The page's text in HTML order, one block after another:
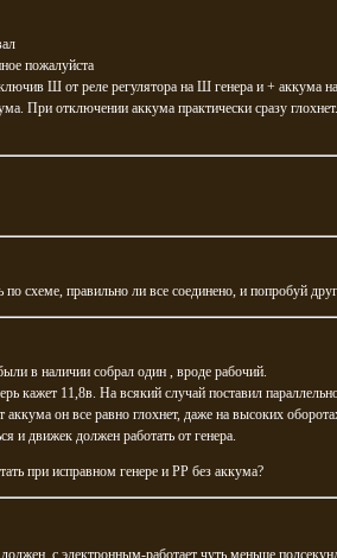
пожалуйста
Ш от реле регулятора на Ш генера и + аккума
При отключении аккума практически сразу
по схеме, правильно ли все соединено, и попробуй
в наличии собрал один , вроде рабочий.
кажет 11,8в. На всякий случай поставил
он все равно глохнет, даже на высоких
и движек должен работать от генера.
при исправном генере и РР без аккума?
с электронным-работает чуть меньше